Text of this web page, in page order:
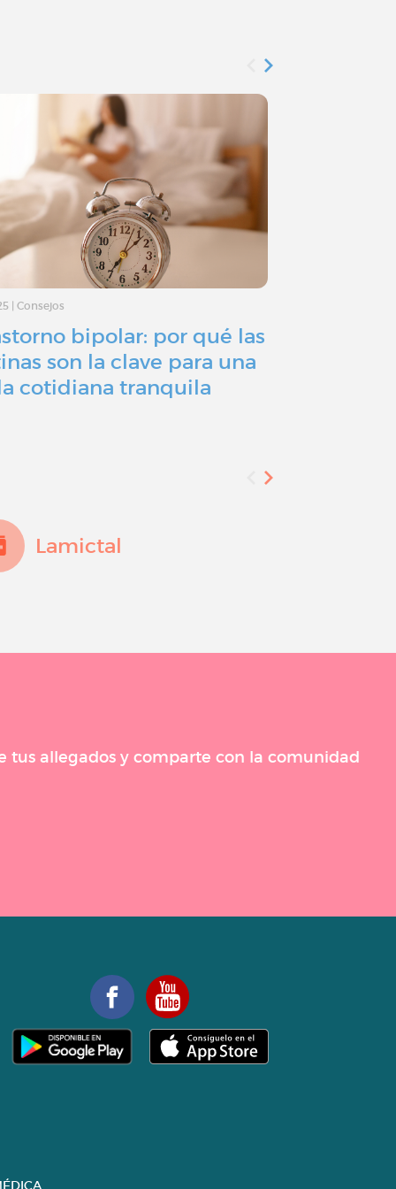
|Consejos
bipolar: por qué las
son la clave para una
cotidiana tranquila
Lamictal
tus allegados y comparte con la comunidad